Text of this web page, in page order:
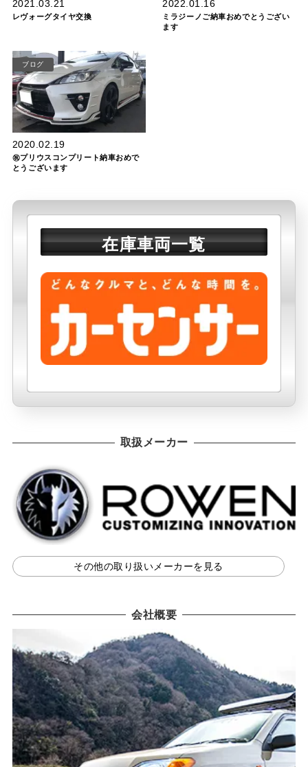
2021.03.21
レヴォーグタイヤ交換
2022.01.16
ミラジーノご納車おめでとうござい
ます
ブログ
2020.02.19
㊗プリウスコンプリート納車おめで
とうございます
在庫車両一覧
取扱メーカー
その他の取り扱いメーカーを見る
会社概要